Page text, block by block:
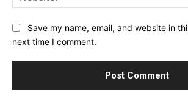
Save my name, email, and website in
next time I comment.